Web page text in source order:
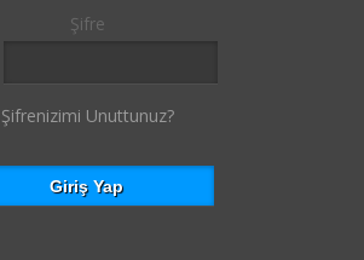
Şifre
Şifrenizimi Unuttunuz?